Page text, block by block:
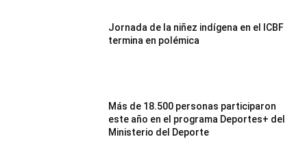
Jornada de la niñez indígena en el ICBF
termina en polémica
Más de 18.500 personas participaron
este año en el programa Deportes+ del
Ministerio del Deporte